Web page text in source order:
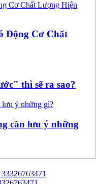
Động Cơ Chất
thì sẽ ra sao?
cần lưu ý những